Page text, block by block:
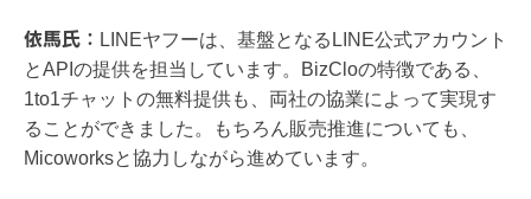
​​依馬氏： LINEヤフーは、基盤となるLINE公式アカウント
とAPIの提供を担当しています。BizCloの特徴である、
1to1チャットの無料提供も、両社の協業によって実現す
ることができました。もちろん販売推進についても、
Micoworksと協力しながら進めています。